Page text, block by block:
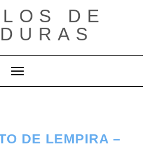
DE
Cambiar modo de navegación
DE LEMPIRA –